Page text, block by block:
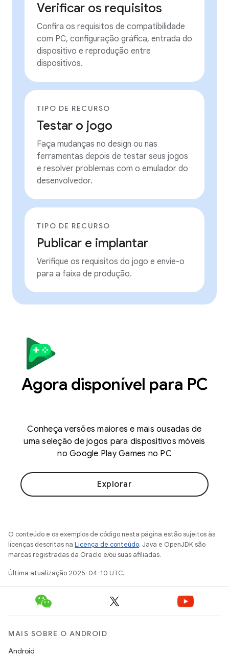
Verificar os requisitos
Confira os requisitos de compatibilidade
com PC, configuração gráfica, entrada do
dispositivo e reprodução entre
dispositivos.
TIPO DE RECURSO
Testar o jogo
Faça mudanças no design ou nas
ferramentas depois de testar seus jogos
e resolver problemas com o emulador do
desenvolvedor.
TIPO DE RECURSO
Publicar e implantar
Verifique os requisitos do jogo e envie-o
para a faixa de produção.
Agora disponível para PC
Conheça versões maiores e mais ousadas de
uma seleção de jogos para dispositivos móveis
no Google Play Games no PC
Explorar
O conteúdo e os exemplos de código nesta página estão sujeitos às
licenças descritas na Licença de conteúdo. Java e OpenJDK são
marcas registradas da Oracle e/ou suas afiliadas.
Última atualização 2025-04-10 UTC.
MAIS SOBRE O ANDROID
Android